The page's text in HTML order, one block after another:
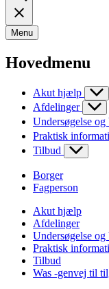
Menu
Hovedmenu
Akut hjælp
Afdelinger
Undersøgelse
Praktisk
Tilbud
Borger
Fagperson
Akut hjælp
Afdelinger
Undersøgelse
Praktisk
Tilbud
Was -genvej til